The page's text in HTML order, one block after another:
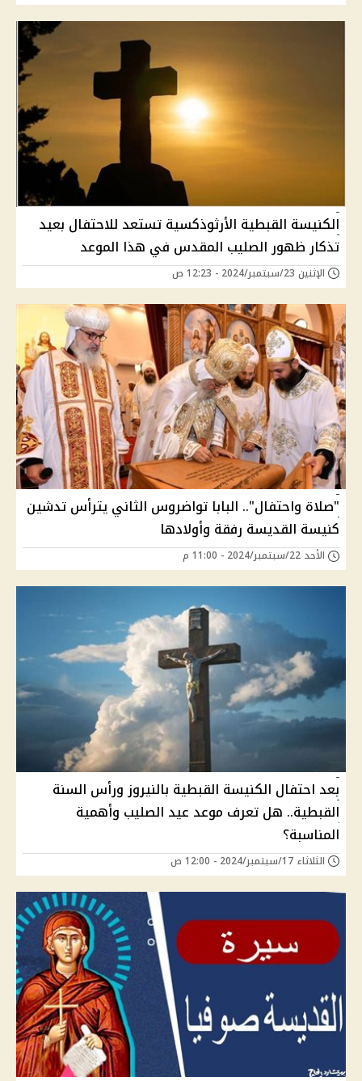
الكنيسة القبطية الأرثوذكسية تستعد للاحتفال بعيد
تذكار ظهور الصليب المقدس في هذا الموعد
الإثنين 23/سبتمبر/2024 - 12:23 ص
"صلاة واحتفال".. البابا تواضروس الثاني يترأس تدشين
كنيسة القديسة رفقة وأولادها
الأحد 22/سبتمبر/2024 - 11:00 م
بعد احتفال الكنيسة القبطية بالنيروز ورأس السنة
القبطية.. هل تعرف موعد عيد الصليب وأهمية
المناسبة؟
الثلاثاء 17/سبتمبر/2024 - 12:00 ص